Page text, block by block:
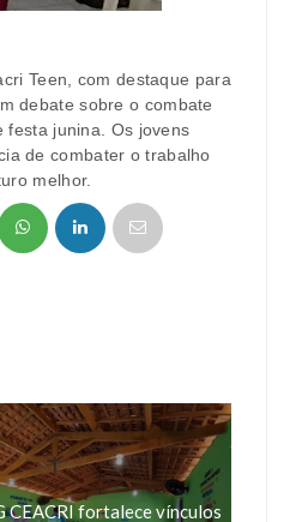
Teen, com destaque para
debate sobre o combate
festa junina. Os jovens
de combater o trabalho
melhor.
CEACRI fortalece vínculos